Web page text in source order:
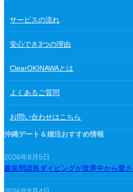
サービスの流れ
安心でき3つの理由
ClearOKINAWAとは
よくあるご質問
お問い合わせはこちら
沖縄デート＆婚活おすすめ情報
2026年8月5日
慶良間諸島ダイビングが世界中から愛